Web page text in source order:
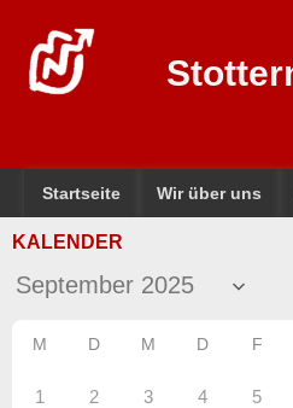
Startseite Wir über uns
KALENDER
M D M D F
1 2 3 4 5